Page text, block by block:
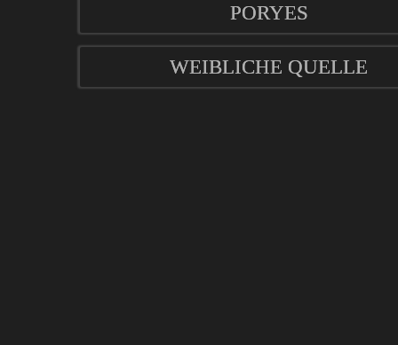
PORYES
WEIBLICHE QUELLE